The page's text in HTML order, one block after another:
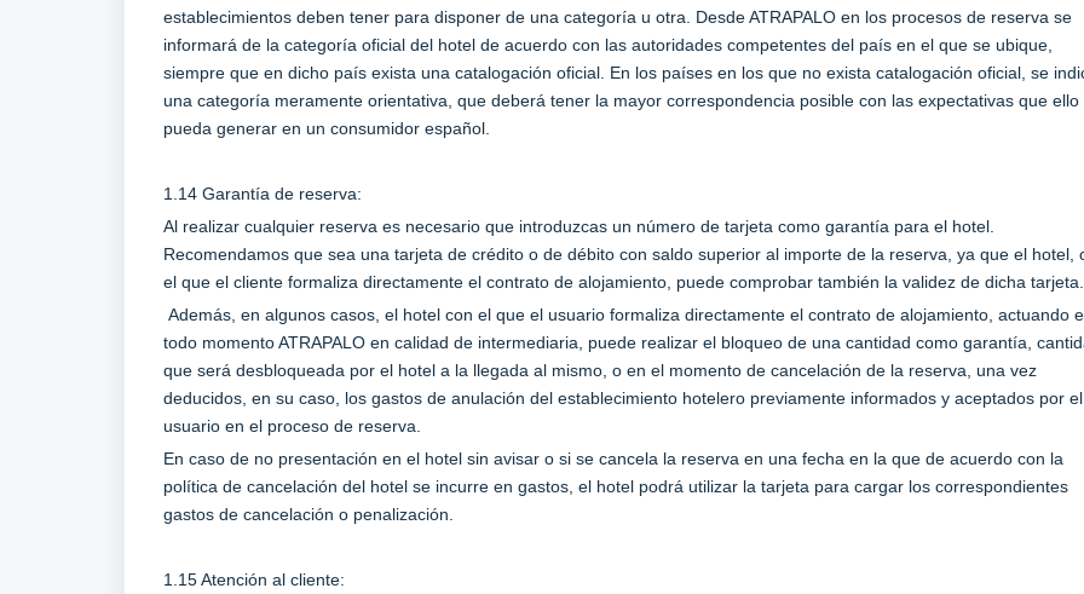
establecimientos deben tener para disponer de una categoría u otra. Desde ATRAPALO en los procesos de reserva se
informará de la categoría oficial del hotel de acuerdo con las autoridades competentes del país en el que se ubique,
siempre que en dicho país exista una catalogación oficial. En los países en los que no exista catalogación oficial, se
una categoría meramente orientativa, que deberá tener la mayor correspondencia posible con las expectativas que ello
pueda generar en un consumidor español.
1.14 Garantía de reserva:
Al realizar cualquier reserva es necesario que introduzcas un número de tarjeta como garantía para el hotel.
Recomendamos que sea una tarjeta de crédito o de débito con saldo superior al importe de la reserva, ya que el hotel,
el que el cliente formaliza directamente el contrato de alojamiento, puede comprobar también la validez de dicha tarjeta.
Además, en algunos casos, el hotel con el que el usuario formaliza directamente el contrato de alojamiento, actuando
todo momento ATRAPALO en calidad de intermediaria, puede realizar el bloqueo de una cantidad como garantía,
que será desbloqueada por el hotel a la llegada al mismo, o en el momento de cancelación de la reserva, una vez
deducidos, en su caso, los gastos de anulación del establecimiento hotelero previamente informados y aceptados por el
usuario en el proceso de reserva.
En caso de no presentación en el hotel sin avisar o si se cancela la reserva en una fecha en la que de acuerdo con la
política de cancelación del hotel se incurre en gastos, el hotel podrá utilizar la tarjeta para cargar los correspondientes
gastos de cancelación o penalización.
1.15 Atención al cliente: